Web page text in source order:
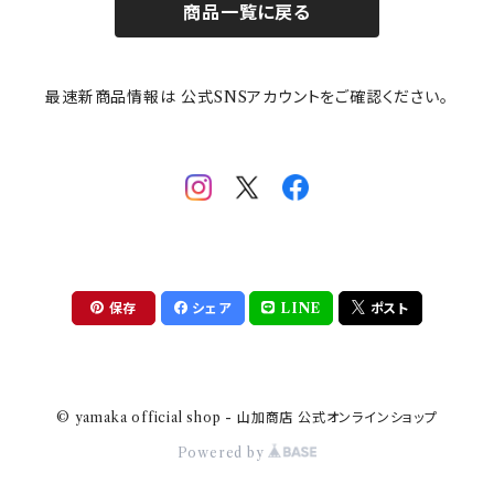
mofusand（モフサンド）
mofsand×日比谷花壇
ちびまる子ちゃんandクレヨンしんちゃん
HANAE MORI(ハナエモリ)
THE BEATLES(ザ・ビートルズ)
【山加商店×yaeko】migratory bird
隅切り重箱
HAPPY DINING(ハッピーダイニング)
メイメイウェア
SoSo(ソソ）
商品一覧に戻る
最速新商品情報は 公式SNSアカウントをご確認ください。
保存 シェア LINE ポスト
© yamaka official shop - 山加商店 公式オンラインショップ
Powered by